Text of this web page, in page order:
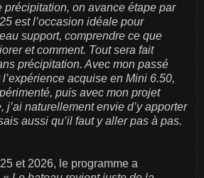
on avance étape par
est l’occasion idéale pour
support, comprendre ce que
et comment. Tout sera fait
précipitation. Avec mon passé
acquise en Mini 6.50,
puis avec mon projet
j’ai naturellement envie d’y apporter
aussi qu’il faut y aller pas à pas.
et 2026, le programme a